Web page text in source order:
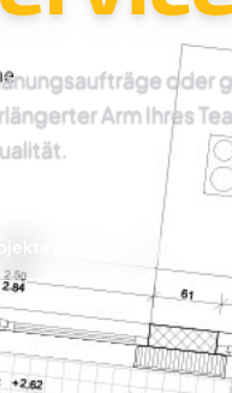
oder
Arm Ihres